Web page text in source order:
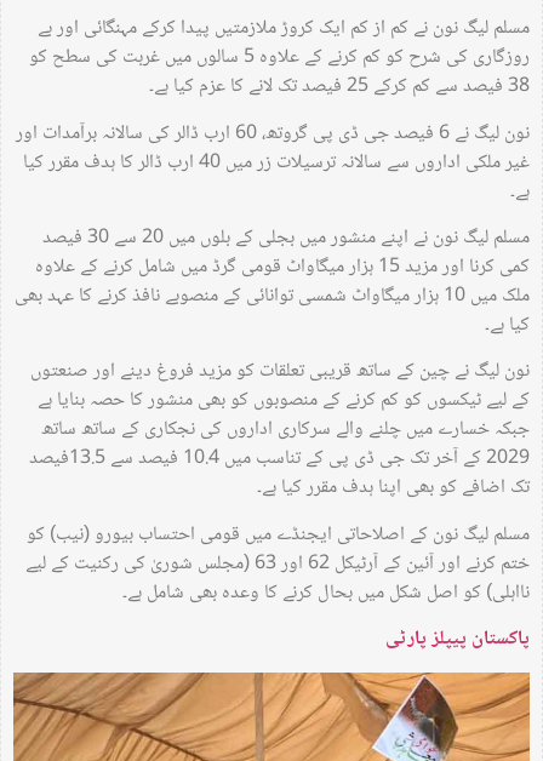
مسلم لیگ نون نے کم از کم ایک کروڑ ملازمتیں پیدا کرکے مہنگائی اور بے
روزگاری کی شرح کو کم کرنے کے علاوہ 5 سالوں میں غربت کی سطح کو
38 فیصد سے کم کرکے 25 فیصد تک لانے کا عزم کیا ہے۔
نون لیگ نے 6 فیصد جی ڈی پی گروتھ، 60 ارب ڈالر کی سالانہ برآمدات اور
غیر ملکی اداروں سے سالانہ ترسیلات زر میں 40 ارب ڈالر کا ہدف مقرر کیا
ہے۔
مسلم لیگ نون نے اپنے منشور میں بجلی کے بلوں میں 20 سے 30 فیصد
کمی کرنا اور مزید 15 ہزار میگاواٹ قومی گرڈ میں شامل کرنے کے علاوہ
ملک میں 10 ہزار میگاواٹ شمسی توانائی کے منصوبے نافذ کرنے کا عہد بھی
کیا ہے۔
نون لیگ نے چین کے ساتھ قریبی تعلقات کو مزید فروغ دینے اور صنعتوں
کے لیے ٹیکسوں کو کم کرنے کے منصوبوں کو بھی منشور کا حصہ بنایا ہے
جبکہ خسارے میں چلنے والے سرکاری اداروں کی نجکاری کے ساتھ ساتھ
2029 کے آخر تک جی ڈی پی کے تناسب میں 10.4 فیصد سے 13.5فیصد
تک اضافے کو بھی اپنا ہدف مقرر کیا ہے۔
مسلم لیگ نون کے اصلاحاتی ایجنڈے میں قومی احتساب بیورو (نیب) کو
ختم کرنے اور آئین کے آرٹیکل 62 اور 63 (مجلس شوریٰ کی رکنیت کے لیے
نااہلی) کو اصل شکل میں بحال کرنے کا وعدہ بھی شامل ہے۔
پاکستان پیپلز پارٹی